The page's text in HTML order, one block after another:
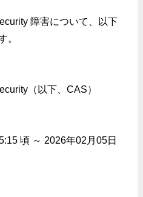
障害について、以下
。
（以下、CAS）
頃 ～ 2026年02月05日